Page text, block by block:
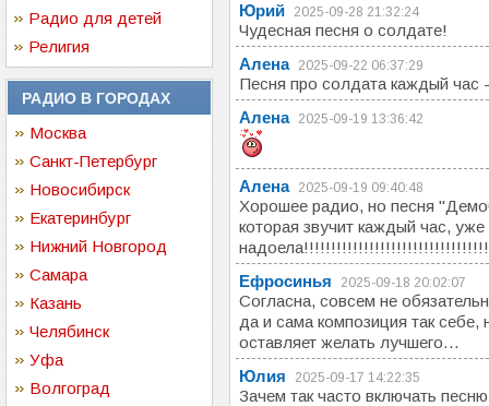
Радио для детей
Религия
РАДИО В ГОРОДАХ
Москва
Санкт-Петербург
Новосибирск
Екатеринбург
Нижний Новгород
Самара
Казань
Челябинск
Уфа
Волгоград
Юрий
2025-09-28 21:32:24
Чудесная песня о солдате!
Алена
2025-09-22 06:37:29
Песня про солдата каждый час
Алена
2025-09-19 13:36:42
Алена 2025-09-19 09:40:48
Хорошее радио, но песня
которая звучит каждый час, уже
Ефросинья
2025-09-18 20:02:07
Согласна, совсем не
да и сама композиция так себе,
оставляет желать лучшего...
Юлия
2025-09-17 14:22:35
Зачем так часто включать